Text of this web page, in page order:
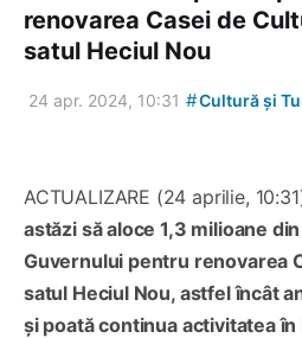
renovarea Casei de
satul Heciul Nou
24 apr. 2024, 10:31 #Cultură și
ACTUALIZARE (24 aprilie,
astăzi să aloce 1,3 milioane
Guvernului pentru renovarea
satul Heciul Nou, astfel încât
și poată continua activitatea în